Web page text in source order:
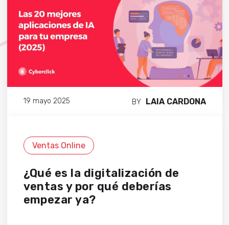
19 mayo 2025 BY LAIA CARDONA
Ventas Online
¿Qué es la digitalización de
ventas y por qué deberías
empezar ya?